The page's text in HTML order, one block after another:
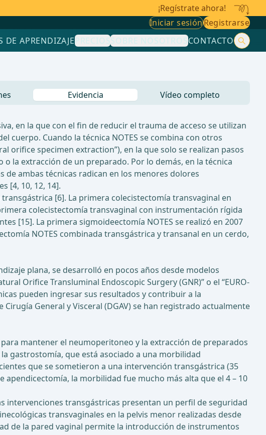
¡Regístrate ahora!
Iniciar sesiónRegistrarse
DE APRENDIZAJEPRECIOSSOBRE NOSOTROSCONTACTO
Evidencia Vídeo completo
en la que con el fin de reducir el trauma de acceso se utilizan
cuerpo. Cuando la técnica NOTES se combina con otros
orifice specimen extraction”), en la que solo se realizan pasos
la extracción de un preparado. Por lo demás, en la técnica
de ambas técnicas radican en los menores dolores
[4, 10, 12, 14].
[6]. La primera colecistectomía transvaginal en
colecistectomía transvaginal con instrumentación rígida
[15]. La primera sigmoideectomía NOTES se realizó en 2007
NOTES combinada transgástrica y transanal en un cerdo,
plana, se desarrolló en pocos años desde modelos
Orifice Transluminal Endoscopic Surgery (GNR)” o el “EURO-
pueden ingresar sus resultados y contribuir a la
General y Visceral (DGAV) se han registrado actualmente
mantener el neumoperitoneo y la extracción de preparados
gastrostomía, que está asociado a una morbilidad
que se sometieron a una intervención transgástrica (35
apendicectomía, la morbilidad fue mucho más alta que el 4 – 10
intervenciones transgástricas presentan un perfil de seguridad
transvaginales en la pelvis menor realizadas desde
de la pared vaginal permite la introducción de instrumentos